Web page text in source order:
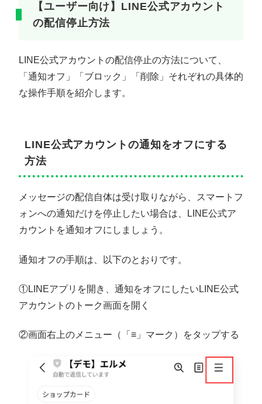
【ユーザー向け】LINE公式アカウント
の配信停止方法
LINE公式アカウントの配信停止の方法について、
「通知オフ」「ブロック」「削除」それぞれの具体的
な操作手順を紹介します。
LINE公式アカウントの通知をオフにする
方法
メッセージの配信自体は受け取りながら、スマートフ
ォンへの通知だけを停止したい場合は、LINE公式ア
カウントを通知オフにしましょう。
通知オフの手順は、以下のとおりです。
①LINEアプリを開き、通知をオフにしたいLINE公式
アカウントのトーク画面を開く
②画面右上のメニュー（「≡」マーク）をタップする